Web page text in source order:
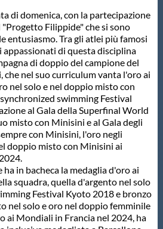
di domenica, con la partecipazione
"Progetto Filippide" che si sono
entusiasmo. Tra gli atlei più famosi
appassionati di questa disciplina
di doppio del campione del
nel suo curriculum vanta l'oro ai
nel solo e nel doppio misto con
swimming Festival
al Gala della Superfinal World
misto con Minisini e al Gala degli
con Minisini, l'oro negli
doppio misto con Minisini ai
in bacheca la medaglia d'oro ai
squadra, quella d'argento nel solo
Festival Kyoto 2018 e bronzo
nel solo e oro nel doppio femminile
ai Mondiali in Francia nel 2024, ha